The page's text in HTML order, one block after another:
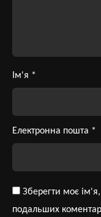
Ім'я *
Електронна пошта *
Зберегти моє
подальших